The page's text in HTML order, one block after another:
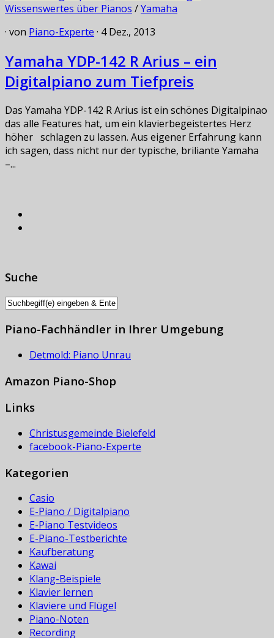
Wissenswertes über Pianos /Yamaha
· von Piano-Experte · 4 Dez., 2013
Yamaha YDP-142 R Arius – ein
Digitalpiano zum Tiefpreis
Das Yamaha YDP-142 R Arius ist ein schönes Digitalpinao
das alle Features hat, um ein klavierbegeistertes Herz
höher schlagen zu lassen. Aus eigener Erfahrung kann
ich sagen, dass nicht nur der typische, briliante Yamaha
–...
Suche
Piano-Fachhändler in Ihrer Umgebung
Detmold: Piano Unrau
Amazon Piano-Shop
Links
Christusgemeinde Bielefeld
facebook-Piano-Experte
Kategorien
Casio
E-Piano / Digitalpiano
E-Piano Testvideos
E-Piano-Testberichte
Kaufberatung
Kawai
Klang-Beispiele
Klavier lernen
Klaviere und Flügel
Piano-Noten
Recording